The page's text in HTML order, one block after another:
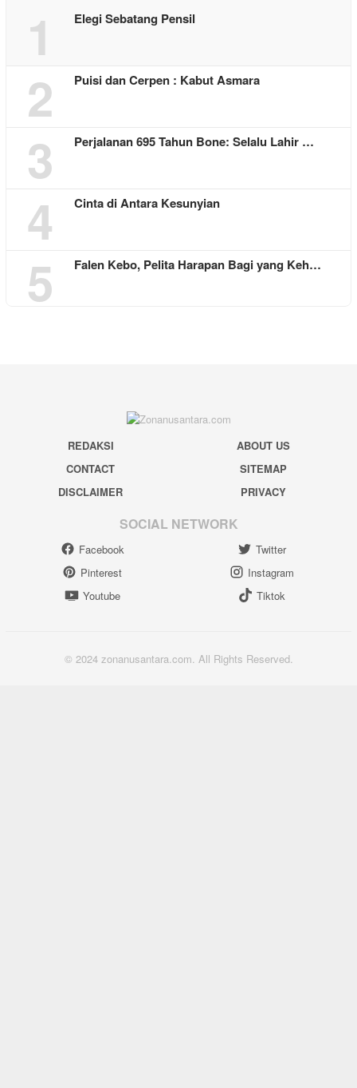
1 Elegi Sebatang Pensil
2 Puisi dan Cerpen : Kabut Asmara
3 Perjalanan 695 Tahun Bone: Selalu Lahir …
4 Cinta di Antara Kesunyian
5 Falen Kebo, Pelita Harapan Bagi yang Keh…
REDAKSI
ABOUT US
CONTACT
SITEMAP
DISCLAIMER
PRIVACY
SOCIAL NETWORK
Facebook
Twitter
Pinterest
Instagram
Youtube
Tiktok
© 2024 zonanusantara.com. All Rights Reserved.